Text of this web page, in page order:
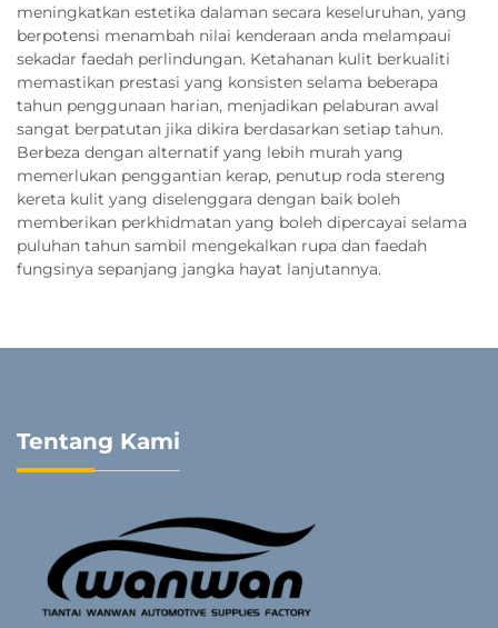
meningkatkan estetika dalaman secara keseluruhan, yang
berpotensi menambah nilai kenderaan anda melampaui
sekadar faedah perlindungan. Ketahanan kulit berkualiti
memastikan prestasi yang konsisten selama beberapa
tahun penggunaan harian, menjadikan pelaburan awal
sangat berpatutan jika dikira berdasarkan setiap tahun.
Berbeza dengan alternatif yang lebih murah yang
memerlukan penggantian kerap, penutup roda stereng
kereta kulit yang diselenggara dengan baik boleh
memberikan perkhidmatan yang boleh dipercayai selama
puluhan tahun sambil mengekalkan rupa dan faedah
fungsinya sepanjang jangka hayat lanjutannya.
Tentang Kami